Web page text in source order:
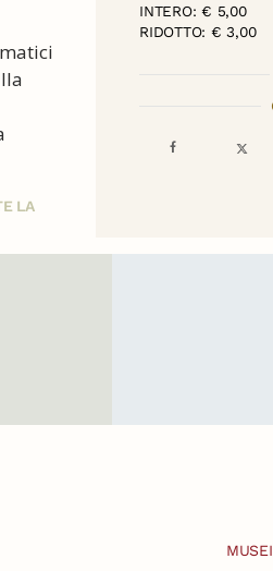
LA
INTERO: € 5,00
RIDOTTO: € 3,00